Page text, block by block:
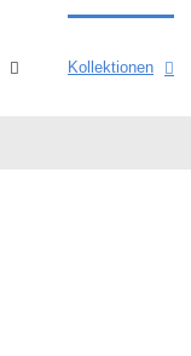
Kollektionen